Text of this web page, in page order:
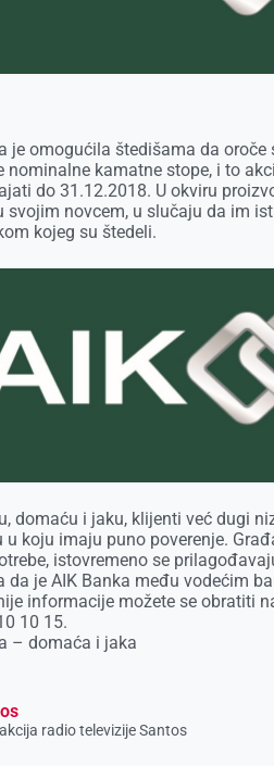
je omogućila štedišama da
nominalne kamatne stope, i to
do 31.12.2018. U okviru
svojim novcem, u slučaju da im
kojeg su štedeli.
domaću i jaku, klijenti već dugi
u koju imaju puno poverenje.
istovremeno se
da je AIK Banka među vodećim
informacije možete se obratiti
10 15.
– domaća i jaka
radio televizije Santos